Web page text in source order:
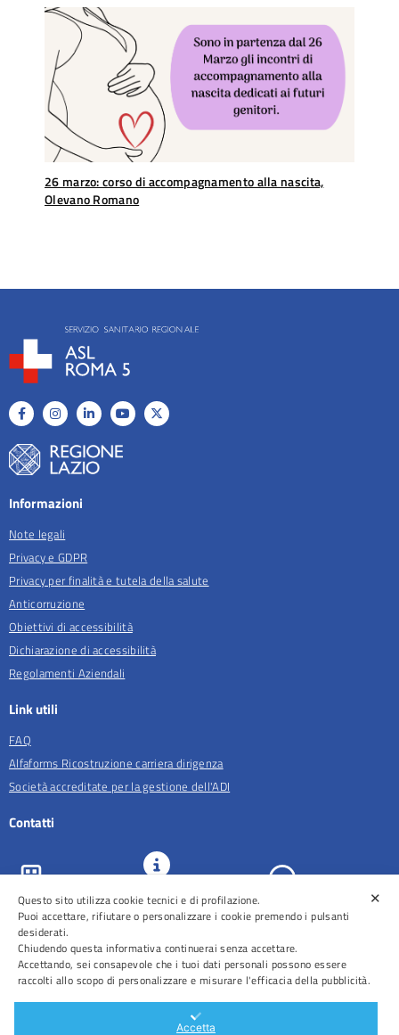
26 marzo: corso di accompagnamento alla nascita,
Olevano Romano
Informazioni
Note legali
Privacy e GDPR
Privacy per finalità e tutela della salute
Anticorruzione
Obiettivi di accessibilità
Dichiarazione di accessibilità
Regolamenti Aziendali
Link utili
FAQ
Alfaforms Ricostruzione carriera dirigenza
Società accreditate per la gestione dell'ADI
Contatti
ASL Roma 5
URP e
Comunicazione
Prenotazioni
✕
Questo sito utilizza cookie tecnici e di profilazione.
Puoi accettare, rifiutare o personalizzare i cookie premendo i pulsanti
desiderati.
Chiudendo questa informativa continuerai senza accettare.
Accettando, sei consapevole che i tuoi dati personali possono essere
raccolti allo scopo di personalizzare e misurare l'efficacia della pubblicità.
Accetta